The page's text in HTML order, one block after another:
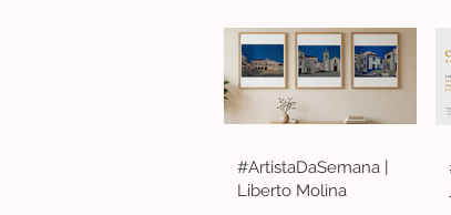
#ArtistaDaSemana |
Liberto Molina